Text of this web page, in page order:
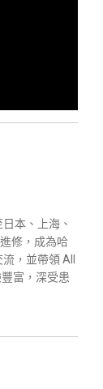
本、上海、
修，成為哈
，並帶領 All
富，深受患